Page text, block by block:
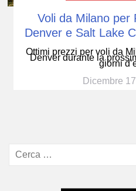
Voli da Milano per
Denver e Salt Lake
Ottimi prezzi per voli da
Denver durante la
giorni
Dicembre